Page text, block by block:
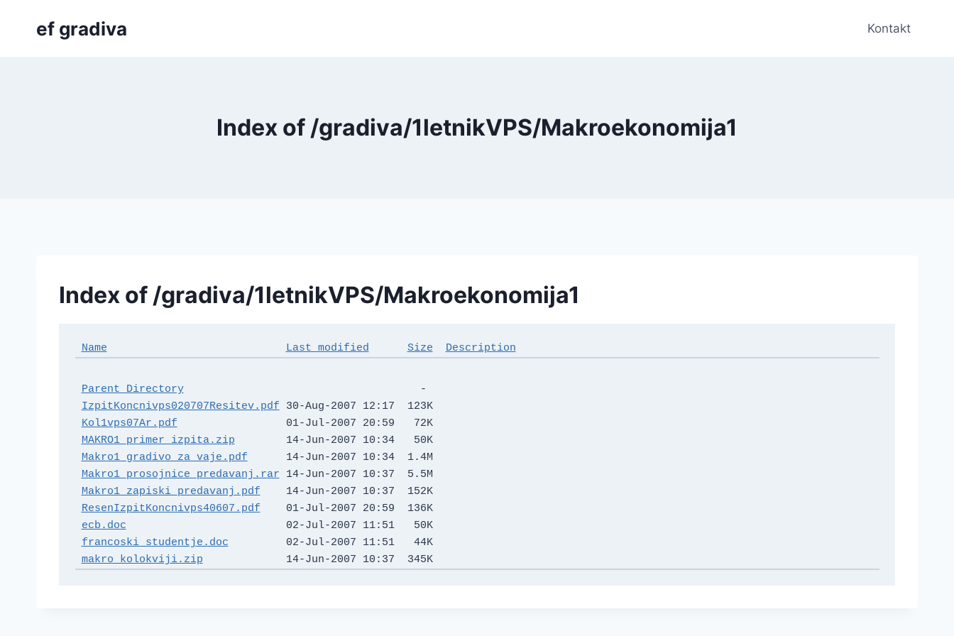
ef gradiva Kontakt
Index of /gradiva/1letnikVPS/Makroekonomija1
Index of /gradiva/1letnikVPS/Makroekonomija1
Name Last modified Size Description
Parent Directory
                                     -
IzpitKoncnivps020707Resitev.pdf 30-Aug-2007 12:17  123K
Kol1vps07Ar.pdf
                 01-Jul-2007 20:59   72K
MAKRO1_primer_izpita.zip
        14-Jun-2007 10:34   50K
Makro1_gradivo_za_vaje.pdf
      14-Jun-2007 10:34  1.4M
Makro1_prosojnice_predavanj.rar 14-Jun-2007 10:37  5.5M
Makro1_zapiski_predavanj.pdf
    14-Jun-2007 10:37  152K
ResenIzpitKoncnivps40607.pdf
    01-Jul-2007 20:59  136K
ecb.doc
                         02-Jul-2007 11:51   50K
francoski_studentje.doc
         02-Jul-2007 11:51   44K
makro_kolokviji.zip